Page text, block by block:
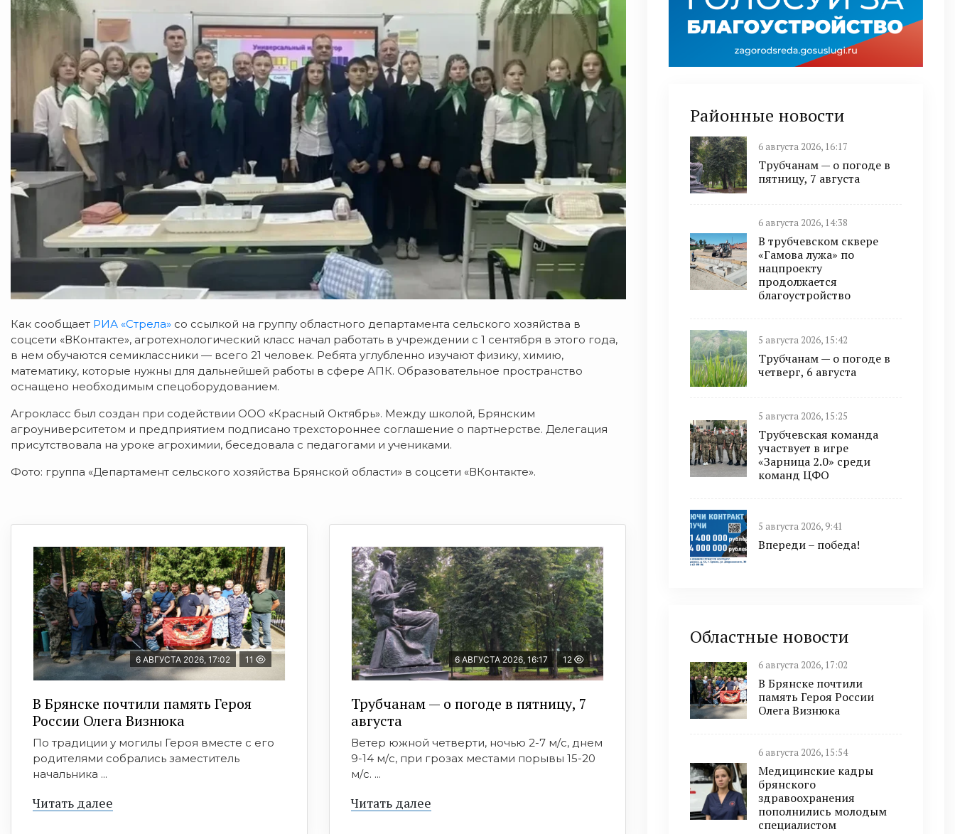
Как сообщает РИА «Стрела» со ссылкой на группу областного департамента сельского хозяйства в
соцсети «ВКонтакте», агротехнологический класс начал работать в учреждении с 1 сентября в этого года,
в нем обучаются семиклассники — всего 21 человек. Ребята углубленно изучают физику, химию,
математику, которые нужны для дальнейшей работы в сфере АПК. Образовательное пространство
оснащено необходимым спецоборудованием.
Агрокласс был создан при содействии ООО «Красный Октябрь». Между школой, Брянским
агроуниверситетом и предприятием подписано трехстороннее соглашение о партнерстве. Делегация
присутствовала на уроке агрохимии, беседовала с педагогами и учениками.
Фото: группа «Департамент сельского хозяйства Брянской области» в соцсети «ВКонтакте».
6 АВГУСТА 2026, 17:02 11
В Брянске почтили память Героя
России Олега Визнюка
По традиции у могилы Героя вместе с его
родителями собрались заместитель
начальника ...
Читать далее
6 АВГУСТА 2026, 16:17 12
Трубчанам — о погоде в пятницу, 7
августа
Ветер южной четверти, ночью 2-7 м/с, днем
9-14 м/с, при грозах местами порывы 15-20
м/с. ...
Читать далее
Районные новости
6 августа 2026, 16:17
Трубчанам — о погоде в
пятницу, 7 августа
6 августа 2026, 14:38
В трубчевском сквере
«Гамова лужа» по
нацпроекту
продолжается
благоустройство
5 августа 2026, 15:42
Трубчанам — о погоде в
четверг, 6 августа
5 августа 2026, 15:25
Трубчевская команда
участвует в игре
«Зарница 2.0» среди
команд ЦФО
5 августа 2026, 9:41
Впереди – победа!
Областные новости
6 августа 2026, 17:02
В Брянске почтили
память Героя России
Олега Визнюка
6 августа 2026, 15:54
Медицинские кадры
брянского
здравоохранения
пополнились молодым
специалистом